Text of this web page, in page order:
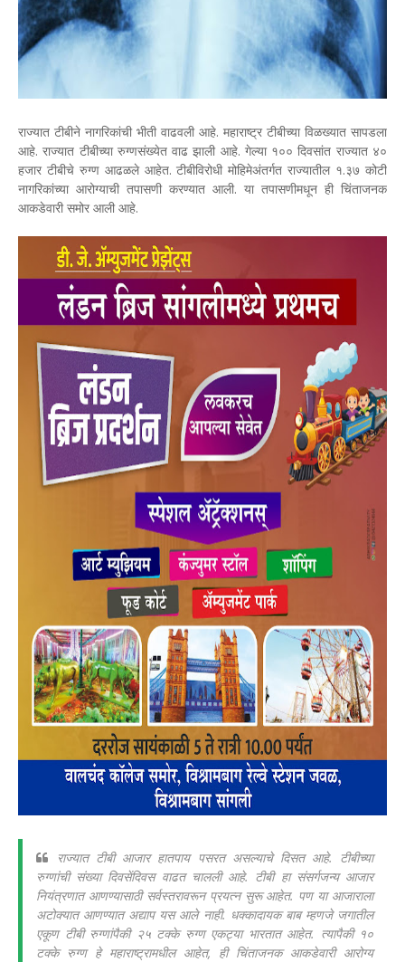
राज्यात टीबीने नागरिकांची भीती वाढवली आहे. महाराष्ट्र टीबीच्या विळख्यात सापडला
आहे. राज्यात टीबीच्या रुग्णसंख्येत वाढ झाली आहे. गेल्या १०० दिवसांत राज्यात ४०
हजार टीबीचे रुग्ण आढळले आहेत. टीबीविरोधी मोहिमेअंतर्गत राज्यातील १.३७ कोटी
नागरिकांच्या आरोग्याची तपासणी करण्यात आली. या तपासणीमधून ही चिंताजनक
आकडेवारी समोर आली आहे.
राज्यात टीबी आजार हातपाय पसरत असल्याचे दिसत आहे. टीबीच्या
रुग्णांची संख्या दिवसेंदिवस वाढत चालली आहे. टीबी हा संसर्गजन्य आजार
नियंत्रणात आणण्यासाठी सर्वस्तरावरून प्रयत्न सुरू आहेत. पण या आजाराला
अटोक्यात आणण्यात अद्याप यस आले नाही. धक्कादायक बाब म्हणजे जगातील
एकूण टीबी रुग्णांपैकी २५ टक्के रुग्ण एकट्या भारतात आहेत. त्यापैकी १०
टक्के रुग्ण हे महाराष्ट्रामधील आहेत, ही चिंताजनक आकडेवारी आरोग्य